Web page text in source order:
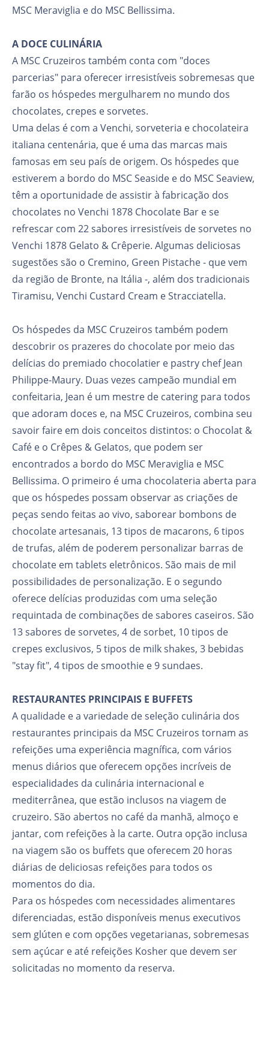
MSC Meraviglia e do MSC Bellissima.
A DOCE CULINÁRIA
A MSC Cruzeiros também conta com "doces
parcerias" para oferecer irresistíveis sobremesas que
farão os hóspedes mergulharem no mundo dos
chocolates, crepes e sorvetes.
Uma delas é com a Venchi, sorveteria e chocolateira
italiana centenária, que é uma das marcas mais
famosas em seu país de origem. Os hóspedes que
estiverem a bordo do MSC Seaside e do MSC Seaview,
têm a oportunidade de assistir à fabricação dos
chocolates no Venchi 1878 Chocolate Bar e se
refrescar com 22 sabores irresistíveis de sorvetes no
Venchi 1878 Gelato & Crêperie. Algumas deliciosas
sugestões são o Cremino, Green Pistache - que vem
da região de Bronte, na Itália -, além dos tradicionais
Tiramisu, Venchi Custard Cream e Stracciatella.
Os hóspedes da MSC Cruzeiros também podem
descobrir os prazeres do chocolate por meio das
delícias do premiado chocolatier e pastry chef Jean
Philippe-Maury. Duas vezes campeão mundial em
confeitaria, Jean é um mestre de catering para todos
que adoram doces e, na MSC Cruzeiros, combina seu
savoir faire em dois conceitos distintos: o Chocolat &
Café e o Crêpes & Gelatos, que podem ser
encontrados a bordo do MSC Meraviglia e MSC
Bellissima. O primeiro é uma chocolateria aberta para
que os hóspedes possam observar as criações de
peças sendo feitas ao vivo, saborear bombons de
chocolate artesanais, 13 tipos de macarons, 6 tipos
de trufas, além de poderem personalizar barras de
chocolate em tablets eletrônicos. São mais de mil
possibilidades de personalização. E o segundo
oferece delícias produzidas com uma seleção
requintada de combinações de sabores caseiros. São
13 sabores de sorvetes, 4 de sorbet, 10 tipos de
crepes exclusivos, 5 tipos de milk shakes, 3 bebidas
"stay fit", 4 tipos de smoothie e 9 sundaes.
RESTAURANTES PRINCIPAIS E BUFFETS
A qualidade e a variedade de seleção culinária dos
restaurantes principais da MSC Cruzeiros tornam as
refeições uma experiência magnífica, com vários
menus diários que oferecem opções incríveis de
especialidades da culinária internacional e
mediterrânea, que estão inclusos na viagem de
cruzeiro. São abertos no café da manhã, almoço e
jantar, com refeições à la carte. Outra opção inclusa
na viagem são os buffets que oferecem 20 horas
diárias de deliciosas refeições para todos os
momentos do dia.
Para os hóspedes com necessidades alimentares
diferenciadas, estão disponíveis menus executivos
sem glúten e com opções vegetarianas, sobremesas
sem açúcar e até refeições Kosher que devem ser
solicitadas no momento da reserva.